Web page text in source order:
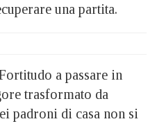
una partita.
a passare in
trasformato da
padroni di casa non si